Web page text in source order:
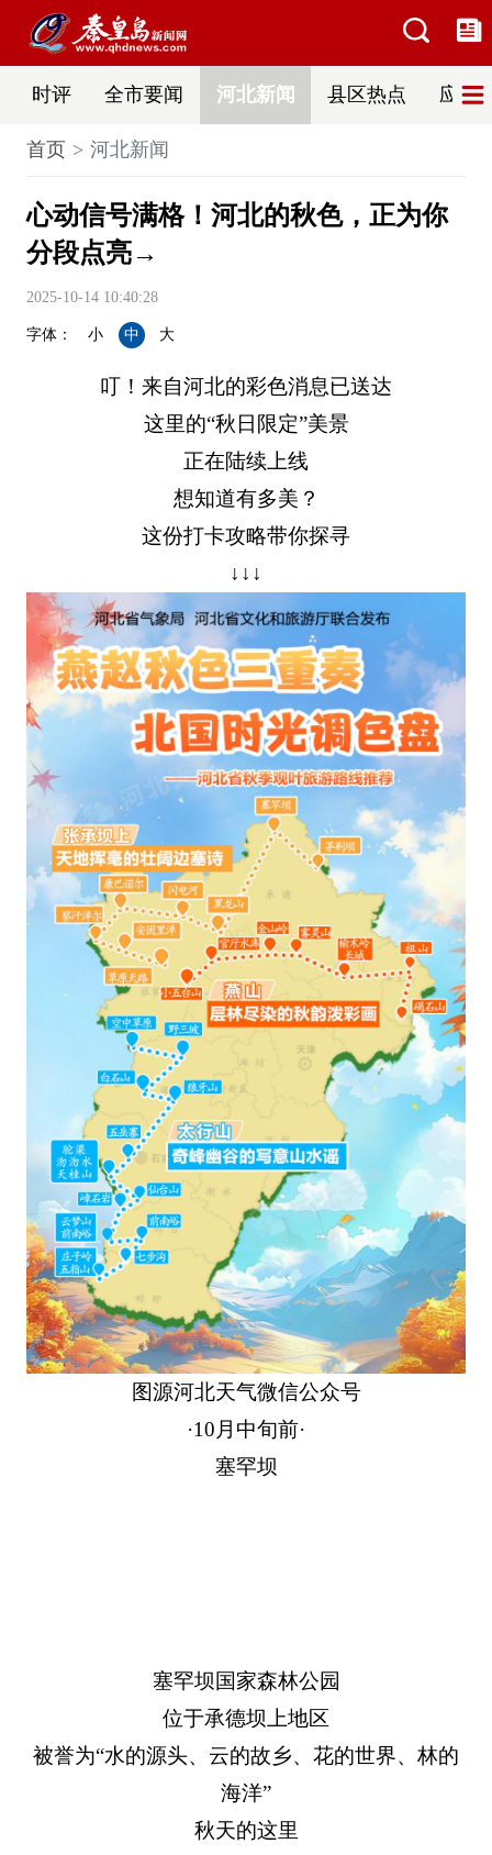
时评 全市要闻 河北新闻 县区热点 应急
首页 河北新闻
心动信号满格！河北的秋色，正为你
分段点亮→
2025-10-14 10:40:28
字体： 小 中 大
叮！来自河北的彩色消息已送达
这里的“秋日限定”美景
正在陆续上线
想知道有多美？
这份打卡攻略带你探寻
↓↓↓
图源河北天气微信公众号
·10月中旬前·
塞罕坝
塞罕坝国家森林公园
位于承德坝上地区
被誉为“水的源头、云的故乡、花的世界、林的
海洋”
秋天的这里